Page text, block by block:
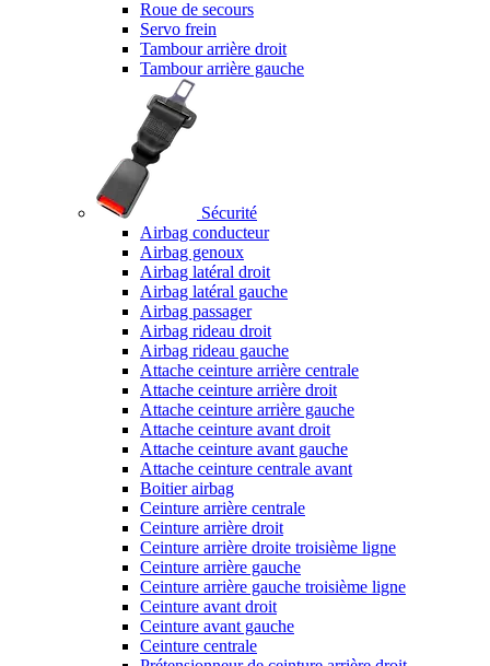
Roue de secours
Servo frein
Tambour arrière droit
Tambour arrière gauche
Sécurité
Airbag conducteur
Airbag genoux
Airbag latéral droit
Airbag latéral gauche
Airbag passager
Airbag rideau droit
Airbag rideau gauche
Attache ceinture arrière centrale
Attache ceinture arrière droit
Attache ceinture arrière gauche
Attache ceinture avant droit
Attache ceinture avant gauche
Attache ceinture centrale avant
Boitier airbag
Ceinture arrière centrale
Ceinture arrière droit
Ceinture arrière droite troisième ligne
Ceinture arrière gauche
Ceinture arrière gauche troisième ligne
Ceinture avant droit
Ceinture avant gauche
Ceinture centrale